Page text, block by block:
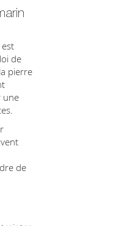
de
pierre
une
de